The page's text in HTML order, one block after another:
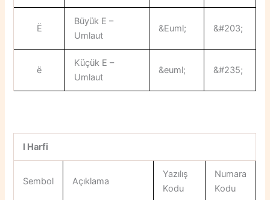
Ë
Büyük E –
Umlaut
&Euml; &#203;
ë
Küçük E –
Umlaut
&euml; &#235;
I Harfi
Sembol Açıklama
Yazılış
Kodu
Numara
Kodu